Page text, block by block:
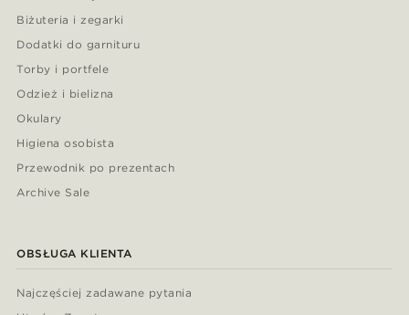
Biżuteria i zegarki
Dodatki do garnituru
Torby i portfele
Odzież i bielizna
Okulary
Higiena osobista
Przewodnik po prezentach
Archive Sale
OBSŁUGA KLIENTA
Najczęściej zadawane pytania